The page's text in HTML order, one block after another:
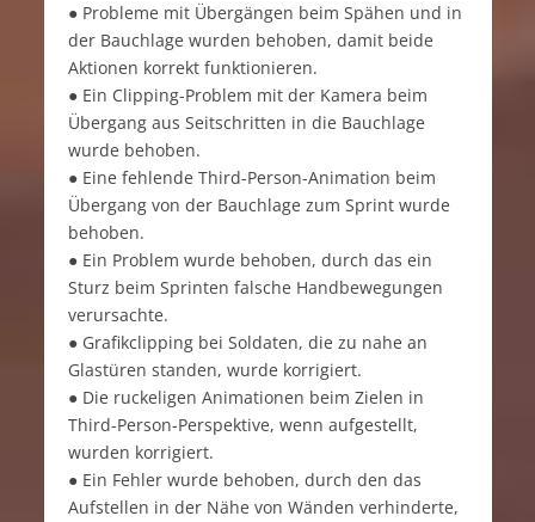
● Probleme mit Übergängen beim Spähen und in
der Bauchlage wurden behoben, damit beide
Aktionen korrekt funktionieren.
● Ein Clipping-Problem mit der Kamera beim
Übergang aus Seitschritten in die Bauchlage
wurde behoben.
● Eine fehlende Third-Person-Animation beim
Übergang von der Bauchlage zum Sprint wurde
behoben.
● Ein Problem wurde behoben, durch das ein
Sturz beim Sprinten falsche Handbewegungen
verursachte.
● Grafikclipping bei Soldaten, die zu nahe an
Glastüren standen, wurde korrigiert.
● Die ruckeligen Animationen beim Zielen in
Third-Person-Perspektive, wenn aufgestellt,
wurden korrigiert.
● Ein Fehler wurde behoben, durch den das
Aufstellen in der Nähe von Wänden verhinderte,